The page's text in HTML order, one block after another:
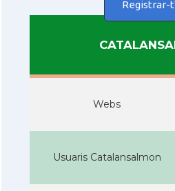
Registrar-
Webs
Usuaris Catalansalmon